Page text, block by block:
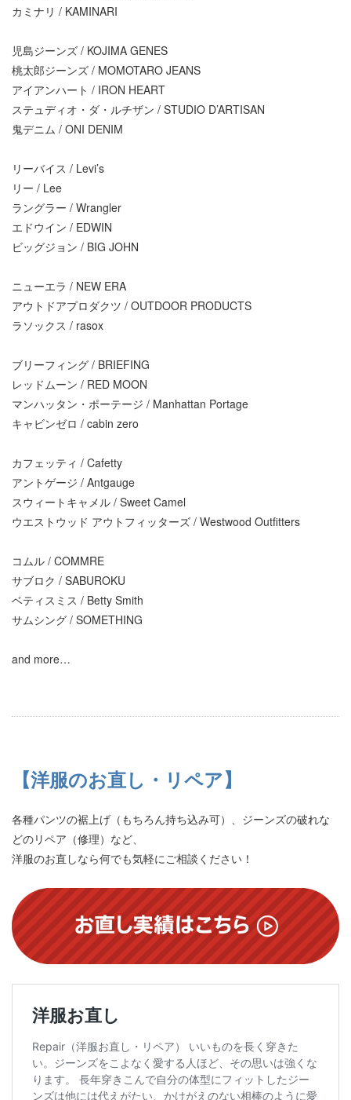
カミナリ / KAMINARI
児島ジーンズ / KOJIMA GENES
桃太郎ジーンズ / MOMOTARO JEANS
アイアンハート / IRON HEART
ステュディオ・ダ・ルチザン / STUDIO D’ARTISAN
鬼デニム / ONI DENIM
リーバイス / Levi’s
リー / Lee
ラングラー / Wrangler
エドウイン / EDWIN
ビッグジョン / BIG JOHN
ニューエラ / NEW ERA
アウトドアプロダクツ / OUTDOOR PRODUCTS
ラソックス / rasox
ブリーフィング / BRIEFING
レッドムーン / RED MOON
マンハッタン・ポーテージ / Manhattan Portage
キャビンゼロ / cabin zero
カフェッティ / Cafetty
アントゲージ / Antgauge
スウィートキャメル / Sweet Camel
ウエストウッド アウトフィッターズ / Westwood Outfitters
コムル / COMMRE
サブロク / SABUROKU
ベティスミス / Betty Smith
サムシング / SOMETHING
and more…
【洋服のお直し・リペア】
各種パンツの裾上げ（もちろん持ち込み可）、ジーンズの破れな
どのリペア（修理）など、
洋服のお直しなら何でも気軽にご相談ください！